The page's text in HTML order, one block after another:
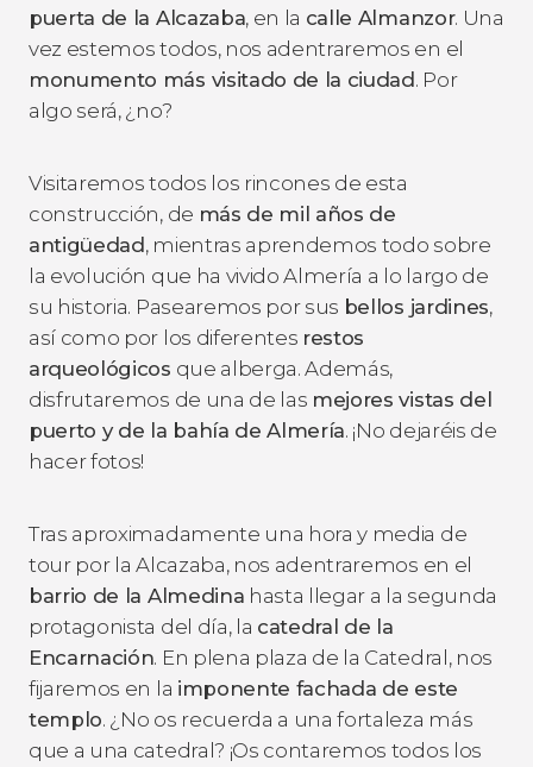
puerta de la Alcazaba, en la calle Almanzor. Una
vez estemos todos, nos adentraremos en el
monumento más visitado de la ciudad. Por
algo será, ¿no?
Visitaremos todos los rincones de esta
construcción, de más de mil años de
antigüedad, mientras aprendemos todo sobre
la evolución que ha vivido Almería a lo largo de
su historia. Pasearemos por sus bellos jardines,
así como por los diferentes restos
arqueológicos que alberga. Además,
disfrutaremos de una de las mejores vistas del
puerto y de la bahía de Almería. ¡No dejaréis de
hacer fotos!
Tras aproximadamente una hora y media de
tour por la Alcazaba, nos adentraremos en el
barrio de la Almedina hasta llegar a la segunda
protagonista del día, la catedral de la
Encarnación. En plena plaza de la Catedral, nos
fijaremos en la imponente fachada de este
templo. ¿No os recuerda a una fortaleza más
que a una catedral? ¡Os contaremos todos los